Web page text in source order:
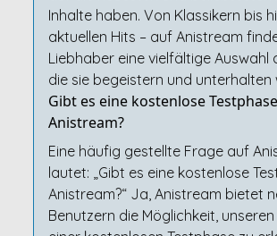
Inhalte haben. Von Klassikern bis
aktuellen Hits – auf Anistream
Liebhaber eine vielfältige Auswahl
die sie begeistern und unterhalten
Gibt es eine kostenlose
Anistream?
Eine häufig gestellte Frage auf
lautet: „Gibt es eine kostenlose
Anistream?“ Ja, Anistream bietet
Benutzern die Möglichkeit,